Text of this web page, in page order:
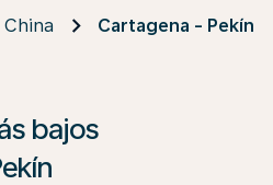
China Cartagena - Pekín
bajoshaga clic en ‘Buscar